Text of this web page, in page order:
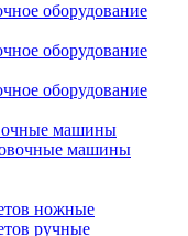
оборудование
оборудование
оборудование
машины
машины
ножные
ручные